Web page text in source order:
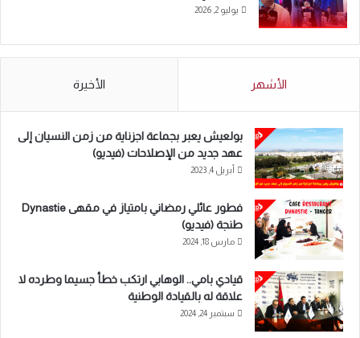
يوليو 2, 2026
الأشهر الأخيرة
بولعيش يعبر بجماعة اجزناية من زمن النسيان إلى
عهد جديد من الإصلاحات (فيديو)
أبريل 4, 2023
فطور عائلي رمضاني بامتياز في مقهى Dynastie
طنجة (فيديو)
مارس 18, 2024
قيادي بامي.. الوهابي ارتكب خطأ جسيما وطرده لا
علاقة له بالقيادة الوطنية
سبتمبر 24, 2024